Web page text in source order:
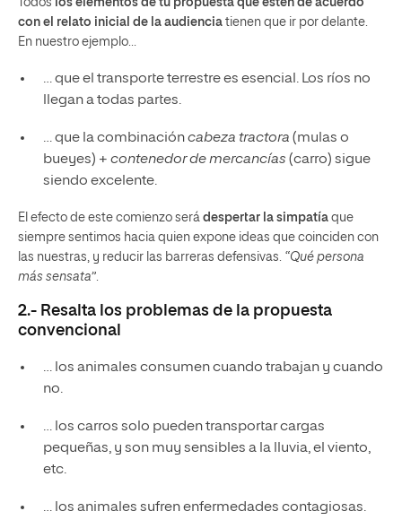
con el relato inicial de la audiencia tienen que ir por delante.
En nuestro ejemplo…
… que el transporte terrestre es esencial. Los ríos no
llegan a todas partes.
… que la combinacióncabeza tractora (mulas o
bueyes) + contenedor de mercancías (carro) sigue
siendo excelente.
El efecto de este comienzo será despertar la simpatía que
siempre sentimos hacia quien expone ideas que coinciden con
las nuestras, y reducir las barreras defensivas. “Qué persona
más sensata”
2.- Resalta los problemas de la propuesta
convencional
… los animales consumen cuando trabajan y cuando
no.
… los carros solo pueden transportar cargas
pequeñas, y son muy sensibles a la lluvia, el viento,
etc.
… los animales sufren enfermedades contagiosas.